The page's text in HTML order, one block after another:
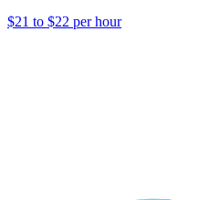
$21 to $22 per hour